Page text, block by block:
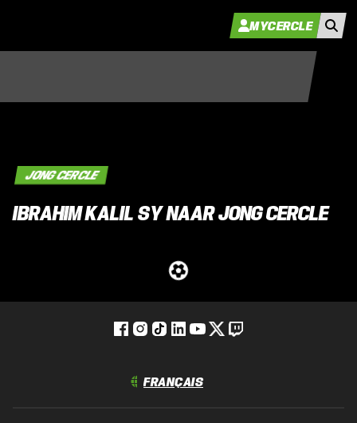
MYCERCLE
JONG CERCLE
IBRAHIM KALIL SY NAAR JONG CERCLE